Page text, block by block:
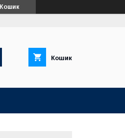
Кошик
Кошик